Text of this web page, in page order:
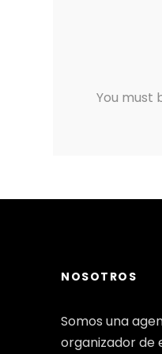
You must
NOSOTROS
Somos una
organizador de